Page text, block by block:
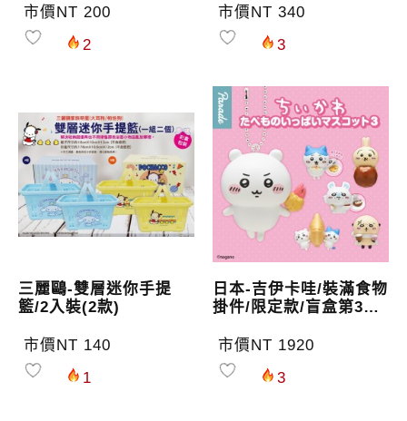
市價NT 200
2
市價NT 340
3
三麗鷗-雙層迷你手提
籃/2入裝(2款)
市價NT 140
1
日本-吉伊卡哇/裝滿食物
掛件/限定款/盲盒第3彈
市價NT 1920
3